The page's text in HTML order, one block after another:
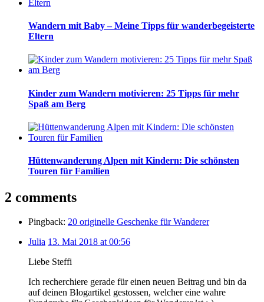
Wandern mit Baby – Meine Tipps für wanderbegeisterte
Eltern
Kinder zum Wandern motivieren: 25 Tipps für mehr
Spaß am Berg
Hüttenwanderung Alpen mit Kindern: Die schönsten
Touren für Familien
2 comments
Pingback: 20 originelle Geschenke für Wanderer
Julia 13. Mai 2018 at 00:56
Liebe Steffi
Ich recherchiere gerade für einen neuen Beitrag und bin da
auf deinen Blogartikel gestossen, welcher eine wahre